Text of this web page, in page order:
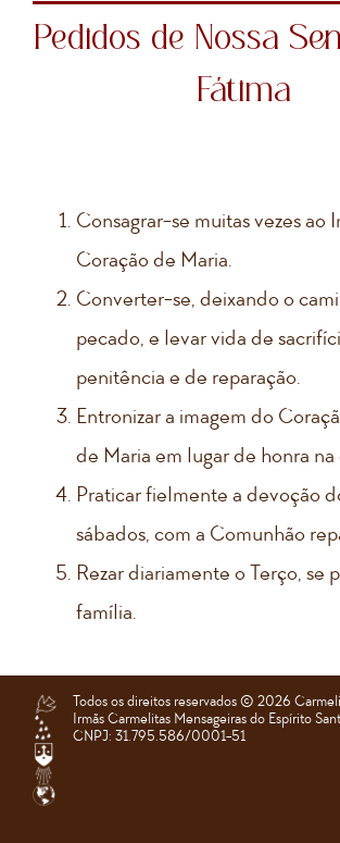
Pedidos de Nossa
Fátima
Consagrar-se muitas vezes ao
Coração de Maria.
Converter-se, deixando o
pecado, e levar vida de
penitência e de reparação.
Entronizar a imagem do
de Maria em lugar de honra na
Praticar fielmente a devoção
sábados, com a Comunhão
Rezar diariamente o Terço, se
família.
Todos os direitos reservados ©️ 2026
Irmãs Carmelitas Mensageiras do Espírito
CNPJ: 31.795.586/0001-51